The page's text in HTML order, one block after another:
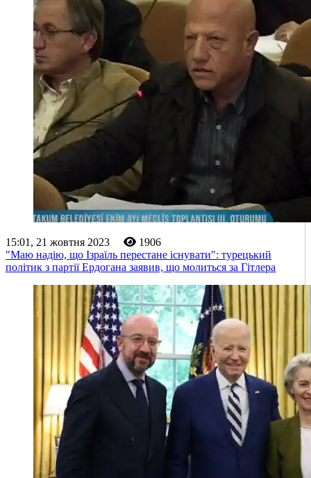
15:01, 21 жовтня 2023
1906
"Маю надію, що Ізраїль перестане існувати": турецький
політик з партії Ердогана заявив, що молиться за Гітлера